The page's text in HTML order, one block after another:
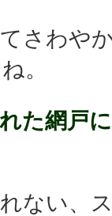
さわや
。
た網戸
ない、